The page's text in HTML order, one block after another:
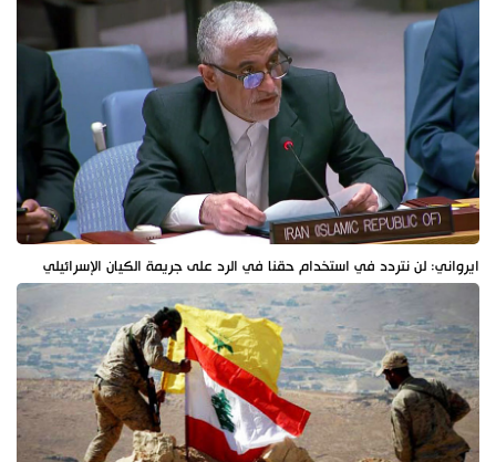
ايرواني: لن نتردد في استخدام حقنا في الرد على جريمة الكيان الإسرائيلي